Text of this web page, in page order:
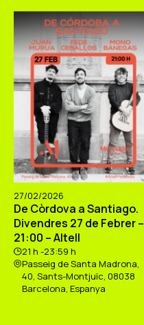
27/02/2026
De Còrdova a Santiago.
Divendres 27 de Febrer –
21:00 – Altell
21 h -23:59 h
Passeig de Santa Madrona,
40, Sants-Montjuïc, 08038
Barcelona, Espanya